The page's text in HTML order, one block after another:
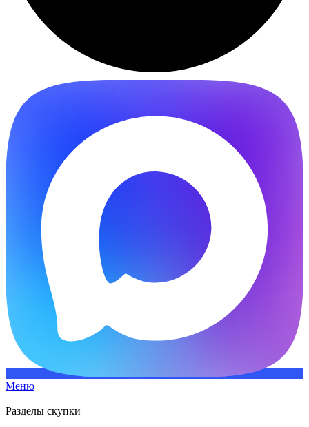
Меню
Разделы скупки